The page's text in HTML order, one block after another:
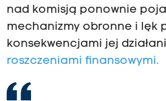
nad komisją ponownie
mechanizmy obronne i lęk
konsekwencjami jej
roszczeniami finansowymi.